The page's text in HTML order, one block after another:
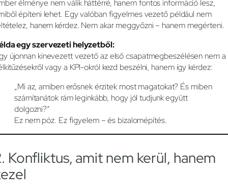
élménye nem válik háttérré, hanem fontos információ lesz,
építeni lehet. Egy valóban figyelmes vezető például nem
hanem kérdez. Nem akar meggyőzni – hanem megérteni.
egy szervezeti helyzetből:
újonnan kinevezett vezető az első csapatmegbeszélésen nem a
vagy a KPI-okról kezd beszélni, hanem így kérdez:
„Mi az, amiben erősnek érzitek most magatokat? És miben
számítanátok rám leginkább, hogy jól tudjunk együtt
dolgozni?”
Ez nem póz. Ez figyelem – és bizalomépítés.
Konfliktus, amit nem kerül, hanem